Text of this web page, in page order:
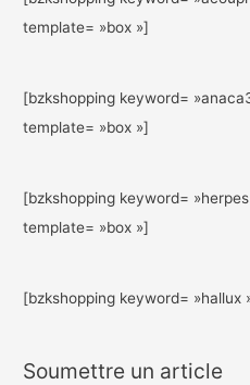
template= »box »]
[bzkshopping keyword=
template= »box »]
[bzkshopping keyword= »herpes
template= »box »]
[bzkshopping keyword= »hallux
Soumettre un article